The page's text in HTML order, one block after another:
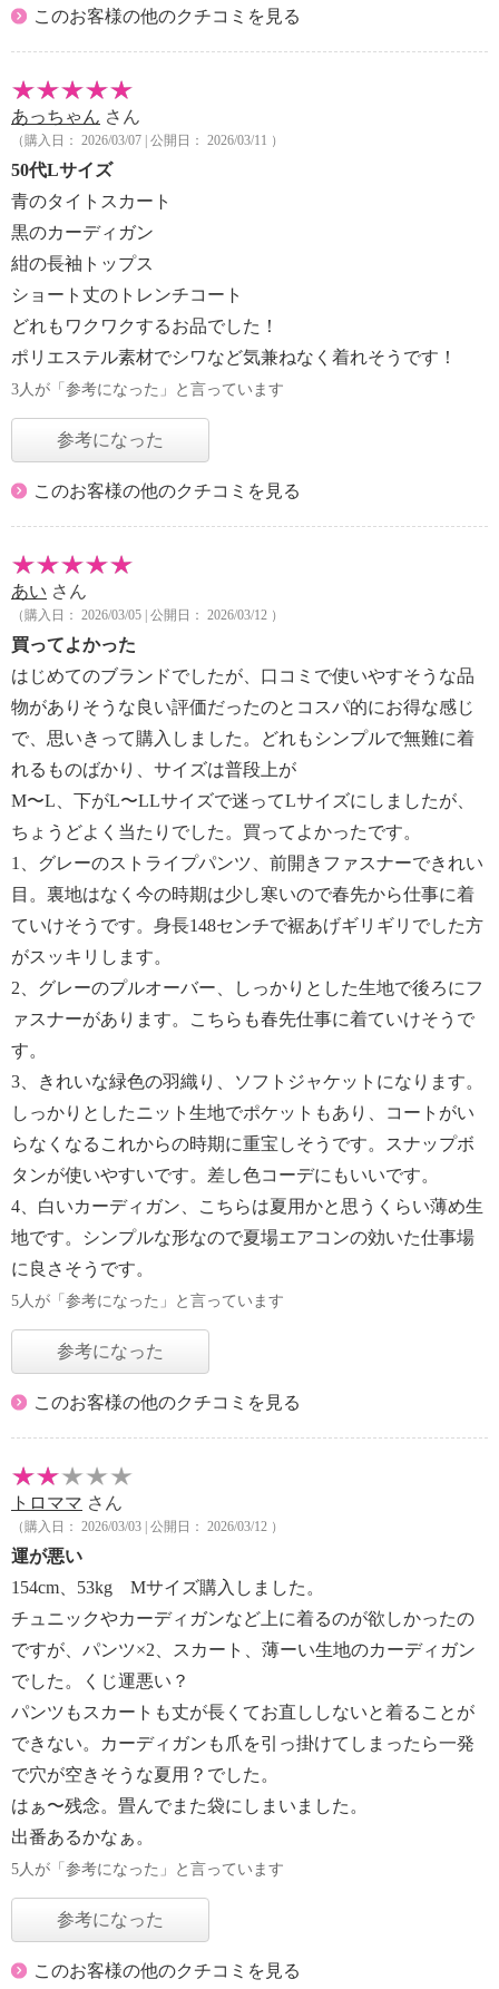
このお客様の他のクチコミを見る
あっちゃん さん
（購入日： 2026/03/07 | 公開日： 2026/03/11 ）
50代Lサイズ
青のタイトスカート
黒のカーディガン
紺の長袖トップス
ショート丈のトレンチコート
どれもワクワクするお品でした！
ポリエステル素材でシワなど気兼ねなく着れそうです！
3人が「参考になった」と言っています
参考になった
このお客様の他のクチコミを見る
あい さん
（購入日： 2026/03/05 | 公開日： 2026/03/12 ）
買ってよかった
はじめてのブランドでしたが、口コミで使いやすそうな品
物がありそうな良い評価だったのとコスパ的にお得な感じ
で、思いきって購入しました。どれもシンプルで無難に着
れるものばかり、サイズは普段上が
M〜L、下がL〜LLサイズで迷ってLサイズにしましたが、
ちょうどよく当たりでした。買ってよかったです。
1、グレーのストライプパンツ、前開きファスナーできれい
目。裏地はなく今の時期は少し寒いので春先から仕事に着
ていけそうです。身長148センチで裾あげギリギリでした方
がスッキリします。
2、グレーのプルオーバー、しっかりとした生地で後ろにフ
ァスナーがあります。こちらも春先仕事に着ていけそうで
す。
3、きれいな緑色の羽織り、ソフトジャケットになります。
しっかりとしたニット生地でポケットもあり、コートがい
らなくなるこれからの時期に重宝しそうです。スナップボ
タンが使いやすいです。差し色コーデにもいいです。
4、白いカーディガン、こちらは夏用かと思うくらい薄め生
地です。シンプルな形なので夏場エアコンの効いた仕事場
に良さそうです。
5人が「参考になった」と言っています
参考になった
このお客様の他のクチコミを見る
トロママ さん
（購入日： 2026/03/03 | 公開日： 2026/03/12 ）
運が悪い
154cm、53kg Mサイズ購入しました。
チュニックやカーディガンなど上に着るのが欲しかったの
ですが、パンツ×2、スカート、薄ーい生地のカーディガン
でした。くじ運悪い？
パンツもスカートも丈が長くてお直ししないと着ることが
できない。カーディガンも爪を引っ掛けてしまったら一発
で穴が空きそうな夏用？でした。
はぁ〜残念。畳んでまた袋にしまいました。
出番あるかなぁ。
5人が「参考になった」と言っています
参考になった
このお客様の他のクチコミを見る